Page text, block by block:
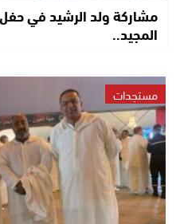
مشاركة ولد الرشيد في
المجيد..
مستجدات